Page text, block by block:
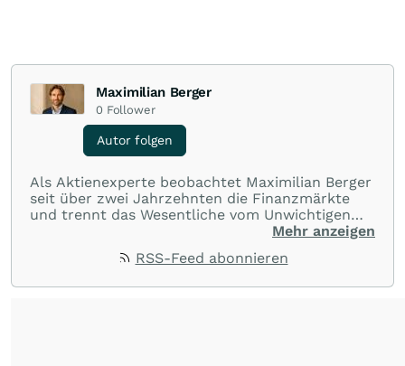
Maximilian Berger
0 Follower
Autor folgen
Als Aktienexperte beobachtet Maximilian Berger
seit über zwei Jahrzehnten die Finanzmärkte
und trennt das Wesentliche vom Unwichtigen
und liefert wöchentlich klare, unabhängige
und Renditen liefern.
Mehr anzeigen
RSS-Feed abonnieren